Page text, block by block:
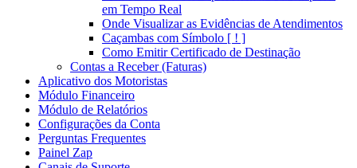
em Tempo Real
Onde Visualizar as Evidências de Atendimentos
Caçambas com Símbolo [ ! ]
Como Emitir Certificado de Destinação
Contas a Receber (Faturas)
Aplicativo dos Motoristas
Módulo Financeiro
Módulo de Relatórios
Configurações da Conta
Perguntas Frequentes
Painel Zap